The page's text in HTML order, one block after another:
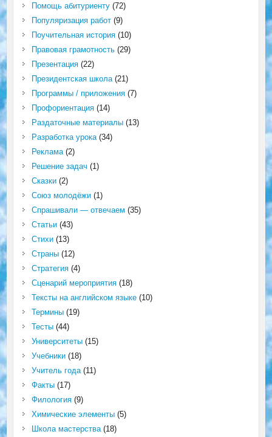
Помощь абитуриенту(72)
Популяризация работ(9)
Поучительная история(10)
Правовая грамотность(29)
Презентация(22)
Президентская школа(21)
Программы / приложения(7)
Профориентация(14)
Раздаточные материалы(13)
Разработка урока(34)
Реклама(2)
Решение задач (1)
Сказки(2)
Союз молодёжи(1)
Спрашивали — отвечаем (35)
Статьи(43)
Стихи(13)
Страны(12)
Стратегия(4)
Сценарий мероприятия(18)
Тексты на английском языке(10)
Термины(19)
Тесты(44)
Университеты(15)
Учебники(18)
Учитель года(11)
Факты(17)
Филология(9)
Химические элементы(5)
Школа мастерства(18)